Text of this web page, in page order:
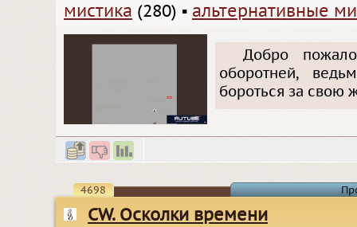
мистика (280) ▪ альтернативные
Добро
оборотней,
бороться за свою
4698
CW. Осколки времени